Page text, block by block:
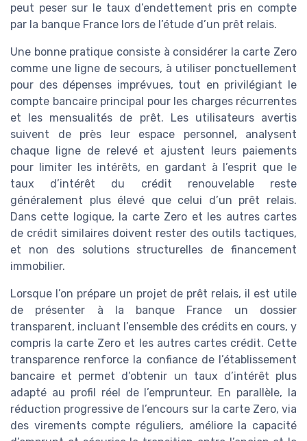
peut peser sur le taux d’endettement pris en compte
par la banque France lors de l’étude d’un prêt relais.
Une bonne pratique consiste à considérer la carte Zero
comme une ligne de secours, à utiliser ponctuellement
pour des dépenses imprévues, tout en privilégiant le
compte bancaire principal pour les charges récurrentes
et les mensualités de prêt. Les utilisateurs avertis
suivent de près leur espace personnel, analysent
chaque ligne de relevé et ajustent leurs paiements
pour limiter les intérêts, en gardant à l’esprit que le
taux d’intérêt du crédit renouvelable reste
généralement plus élevé que celui d’un prêt relais.
Dans cette logique, la carte Zero et les autres cartes
de crédit similaires doivent rester des outils tactiques,
et non des solutions structurelles de financement
immobilier.
Lorsque l’on prépare un projet de prêt relais, il est utile
de présenter à la banque France un dossier
transparent, incluant l’ensemble des crédits en cours, y
compris la carte Zero et les autres cartes crédit. Cette
transparence renforce la confiance de l’établissement
bancaire et permet d’obtenir un taux d’intérêt plus
adapté au profil réel de l’emprunteur. En parallèle, la
réduction progressive de l’encours sur la carte Zero, via
des virements compte réguliers, améliore la capacité